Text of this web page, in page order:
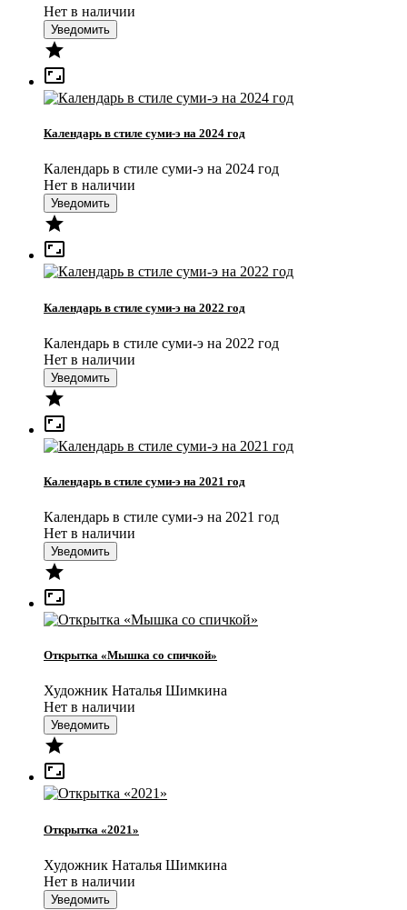
Нет в наличии
Уведомить


Календарь в стиле суми-э на 2024 год
Календарь в стиле суми-э на 2024 год
Нет в наличии
Уведомить


Календарь в стиле суми-э на 2022 год
Календарь в стиле суми-э на 2022 год
Нет в наличии
Уведомить


Календарь в стиле суми-э на 2021 год
Календарь в стиле суми-э на 2021 год
Нет в наличии
Уведомить


Открытка «Мышка со спичкой»
Художник Наталья Шимкина
Нет в наличии
Уведомить


Открытка «2021»
Художник Наталья Шимкина
Нет в наличии
Уведомить